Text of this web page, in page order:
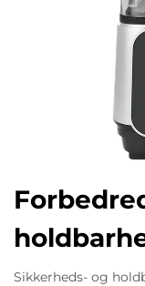
Sikkerheds- og